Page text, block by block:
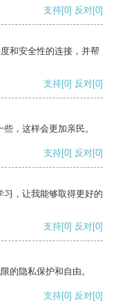
支持[0] 反对[0]
和安全性的连接，并帮
支持[0] 反对[0]
，这样会更加亲民。
支持[0] 反对[0]
习，让我能够取得更好的
支持[0] 反对[0]
的隐私保护和自由。
支持[0] 反对[0]